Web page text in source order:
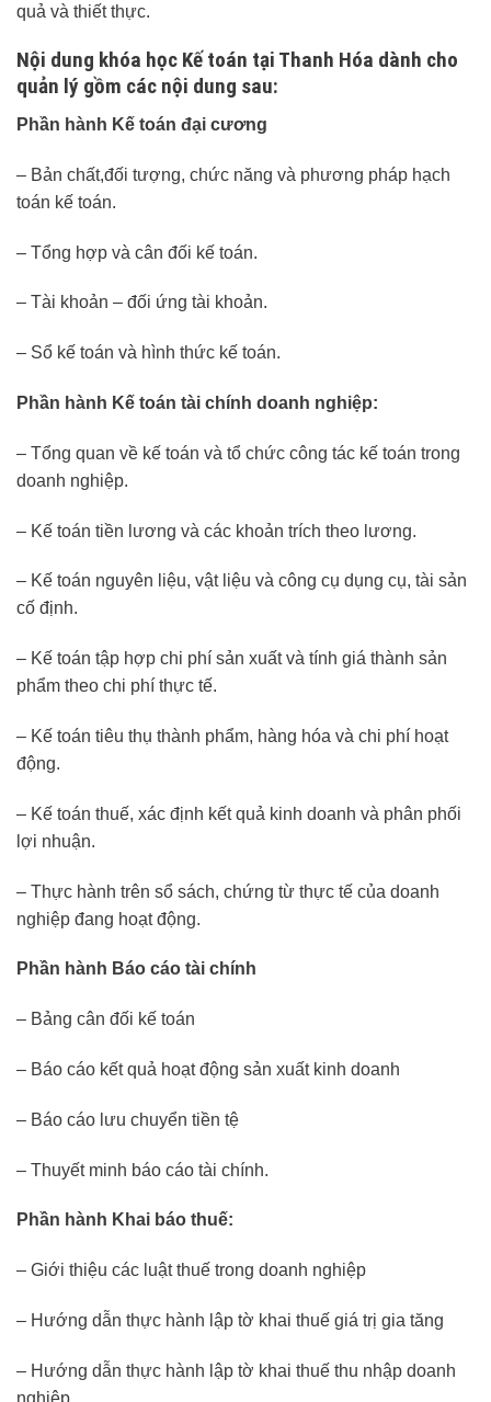
quả và thiết thực.
Nội dung khóa học Kế toán tại Thanh Hóa dành cho
quản lý gồm các nội dung sau:
Phần hành Kế toán đại cương
– Bản chất,đối tượng, chức năng và phương pháp hạch
toán kế toán.
– Tổng hợp và cân đối kế toán.
– Tài khoản – đối ứng tài khoản.
– Sổ kế toán và hình thức kế toán.
Phần hành Kế toán tài chính doanh nghiệp:
– Tổng quan về kế toán và tổ chức công tác kế toán trong
doanh nghiệp.
– Kế toán tiền lương và các khoản trích theo lương.
– Kế toán nguyên liệu, vật liệu và công cụ dụng cụ, tài sản
cố định.
– Kế toán tập hợp chi phí sản xuất và tính giá thành sản
phẩm theo chi phí thực tế.
– Kế toán tiêu thụ thành phẩm, hàng hóa và chi phí hoạt
động.
– Kế toán thuế, xác định kết quả kinh doanh và phân phối
lợi nhuận.
– Thực hành trên sổ sách, chứng từ thực tế của doanh
nghiệp đang hoạt động.
Phần hành Báo cáo tài chính
– Bảng cân đối kế toán
– Báo cáo kết quả hoạt động sản xuất kinh doanh
– Báo cáo lưu chuyển tiền tệ
– Thuyết minh báo cáo tài chính.
Phần hành Khai báo thuế:
– Giới thiệu các luật thuế trong doanh nghiệp
– Hướng dẫn thực hành lập tờ khai thuế giá trị gia tăng
– Hướng dẫn thực hành lập tờ khai thuế thu nhập doanh
nghiệp